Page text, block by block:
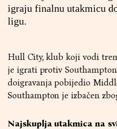
igraju finalnu utakmicu
ligu.
Hull City, klub koji vodi
je igrati protiv
doigravanja pobijedio
Southampton je izbačen
Najskuplja utakmica na